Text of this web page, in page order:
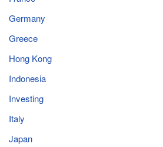
Germany
Greece
Hong Kong
Indonesia
Investing
Italy
Japan